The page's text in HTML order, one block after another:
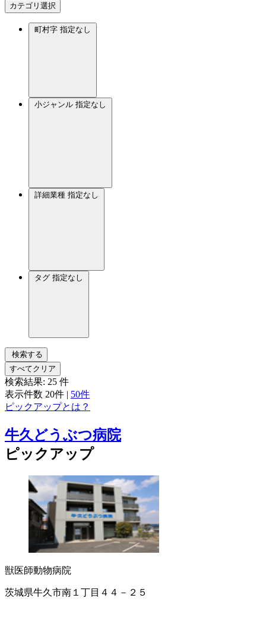
カテゴリ選択
町村字 指定なし
小ジャンル 指定なし
詳細業種 指定なし
タグ 指定なし
検索する
すべてクリア
検索結果: 25 件
表示件数 20件 | 50件
ピックアップとは？
牛久どうぶつ病院
ピックアップ
獣医師動物病院
茨城県牛久市南１丁目４４－２５